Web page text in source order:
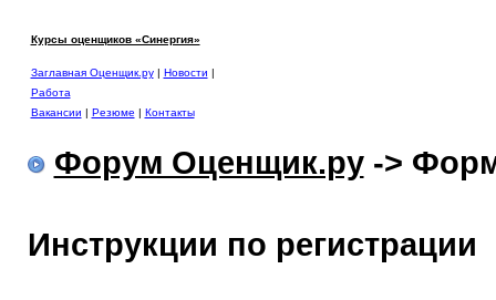
Курсы оценщиков «Синергия»
Заглавная Оценщик.ру| Новости |
Работа
Вакансии | Резюме | Контакты
Форум Оценщик.ру->
Инструкции по регистрации